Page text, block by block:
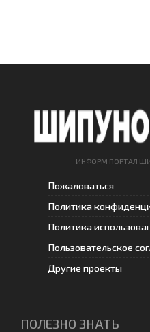
ИНФОРМ ПОРТАЛ
Пожаловаться
Политика
Политика
Пользовательское
Другие проекты
ПОЛЕЗНО ЗНАТЬ